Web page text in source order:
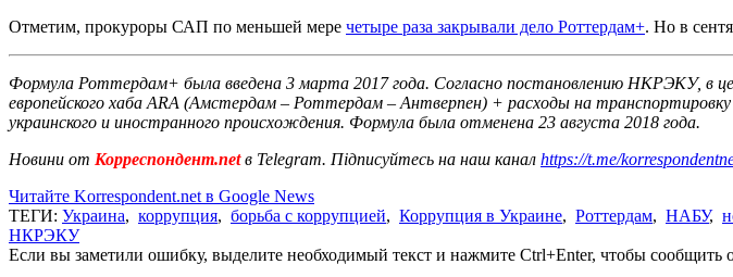
Отметим, прокуроры САП по меньшей мере четыре раза закрывали дело Роттердам+. Но в
Формула Роттердам+ была введена 3 марта 2017 года. Согласно постановлению НКРЭКУ, в
европейского хаба ARA (Амстердам – ​​Роттердам – ​​Антверпен) + расходы на
украинского и иностранного происхождения. Формула была отменена 23 августа 2018 года.
Новини от Корреспондент.netв Telegram. Підписуйтесь на наш канал https://t.me/
Читайте Korrespondent.net в Google News
ТЕГИ: Украина, коррупция, борьба с коррупцией, Коррупция в Украине, Роттердам, НАБУ,
НКРЭКУ
Если вы заметили ошибку, выделите необходимый текст и нажмите Ctrl+Enter, чтобы сообщить